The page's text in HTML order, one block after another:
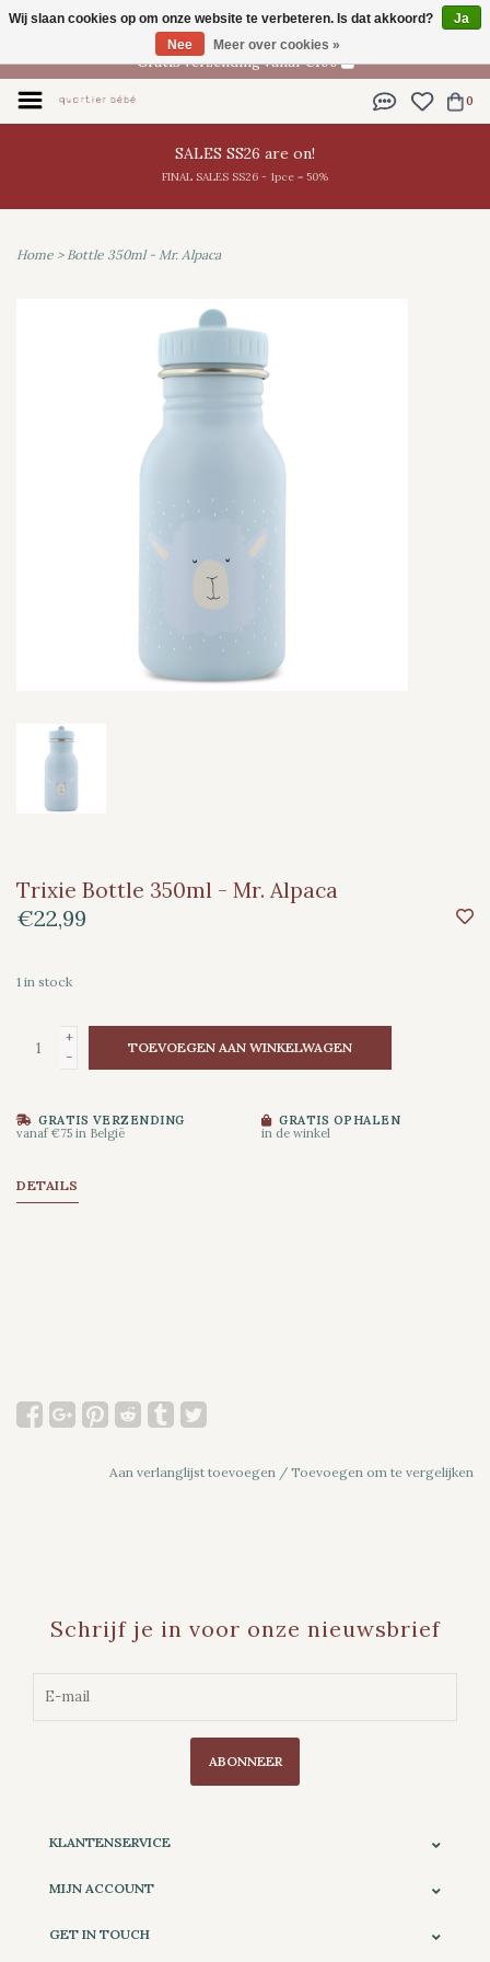
NL
Gratis verzending vanaf €100
0
SALES SS26 are on!
FINAL SALES SS26 - 1pce = 50%
Home > Bottle 350ml - Mr. Alpaca
Trixie Bottle 350ml - Mr. Alpaca
€22,99
1 in stock
+
-
TOEVOEGEN AAN WINKELWAGEN
GRATIS VERZENDING
vanaf €75 in België
GRATIS OPHALEN
in de winkel
DETAILS
Aan verlanglijst toevoegen / Toevoegen om te vergelijken
Schrijf je in voor onze nieuwsbrief
ABONNEER
KLANTENSERVICE
MIJN ACCOUNT
GET IN TOUCH
Wij slaan cookies op om onze website te verbeteren. Is dat akkoord?
Ja
Nee
Meer over cookies »